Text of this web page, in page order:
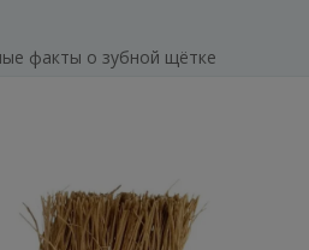
факты о зубной щётке